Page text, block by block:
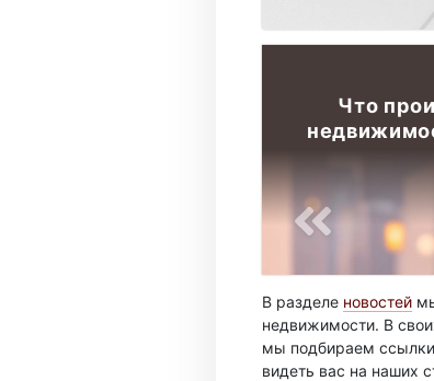
Что
В разделе новостей
недвижимости. В
мы подбираем
видеть вас на наших